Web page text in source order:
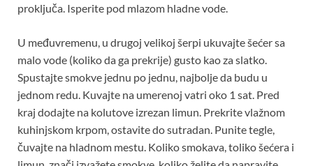
proključa. Isperite pod mlazom hladne vode.
U međuvremenu, u drugoj velikoj šerpi ukuvajte šećer sa
malo vode (koliko da ga prekrije) gusto kao za slatko.
Spustajte smokve jednu po jednu, najbolje da budu u
jednom redu. Kuvajte na umerenoj vatri oko 1 sat. Pred
kraj dodajte na kolutove izrezan limun. Prekrite vlažnom
kuhinjskom krpom, ostavite do sutradan. Punite tegle,
čuvajte na hladnom mestu. Koliko smokava, toliko šećera i